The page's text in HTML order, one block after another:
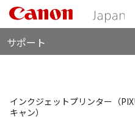
サポート
インクジェットプリンター（
キャン）